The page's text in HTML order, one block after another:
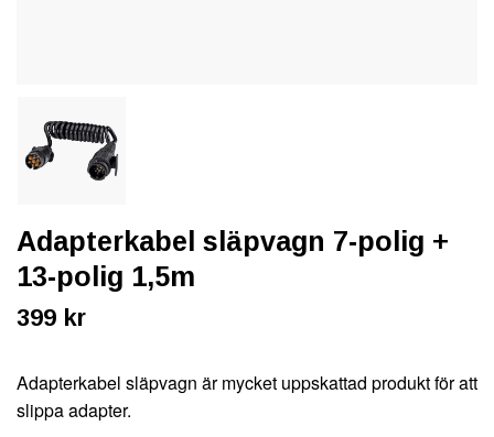
Adapterkabel släpvagn 7-polig +
13-polig 1,5m
399 kr
Adapterkabel släpvagn är mycket uppskattad produkt för att
slippa adapter.